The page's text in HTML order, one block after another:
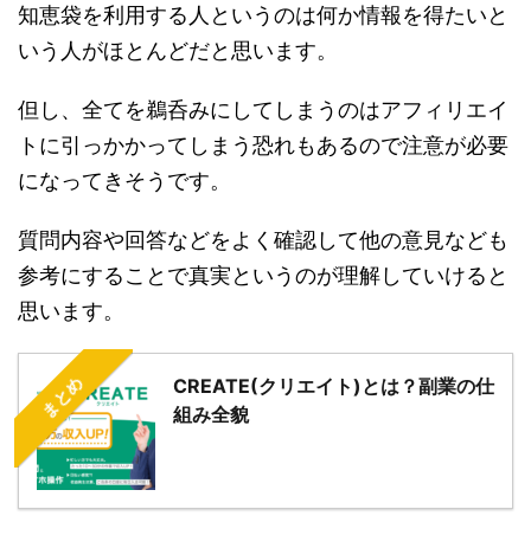
知恵袋を利用する人というのは何か情報を得たいと
いう人がほとんどだと思います。
但し、全てを鵜呑みにしてしまうのはアフィリエイ
トに引っかかってしまう恐れもあるので注意が必要
になってきそうです。
質問内容や回答などをよく確認して他の意見なども
参考にすることで真実というのが理解していけると
思います。
まとめ
CREATE(クリエイト)とは？副業の仕
組み全貌